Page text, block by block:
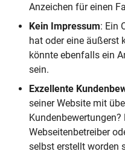
Anzeichen für einen
Kein Impressum: Ein
hat oder eine äußerst
könnte ebenfalls ein
sein.
Exzellente
seiner Website mit
Webseitenbetreiber
selbst erstellt worden